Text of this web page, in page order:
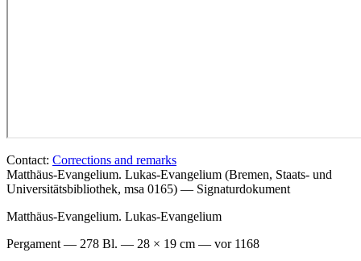
Contact: Corrections and remarks
Matthäus-Evangelium. Lukas-Evangelium (Bremen, Staats- und
Universitätsbibliothek, msa 0165) — Signaturdokument
Matthäus-Evangelium. Lukas-Evangelium
Pergament — 278 Bl. — 28 × 19 cm — vor 1168